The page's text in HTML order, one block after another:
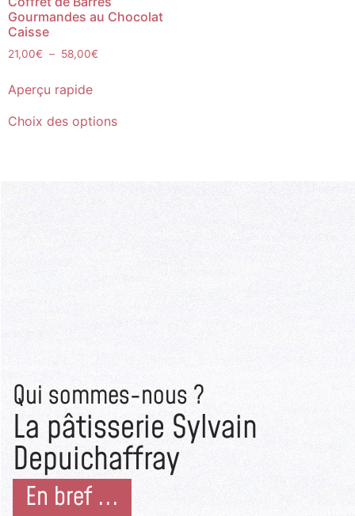
Gourmandes au Chocolat
Caisse
21,00€ – 58,00€
Aperçu rapide
Choix des options
Qui sommes-nous ?
La pâtisserie Sylvain
Depuichaffray
En bref ...